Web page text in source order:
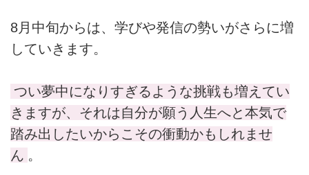
8月中旬からは、学びや発信の勢いがさらに増
していきます。
つい夢中になりすぎるような挑戦も増えてい
きますが、それは自分が願う人生へと本気で
踏み出したいからこその衝動かもしれませ
ん 。